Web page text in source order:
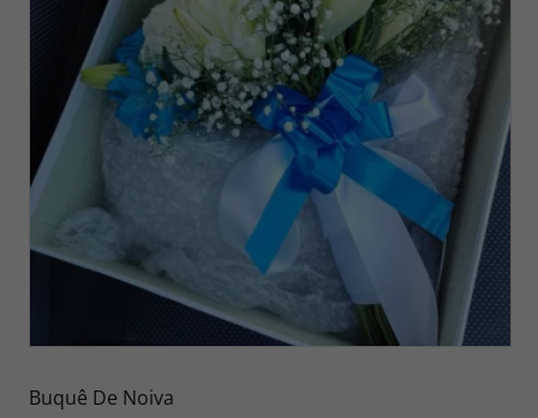
Buquê De Noiva